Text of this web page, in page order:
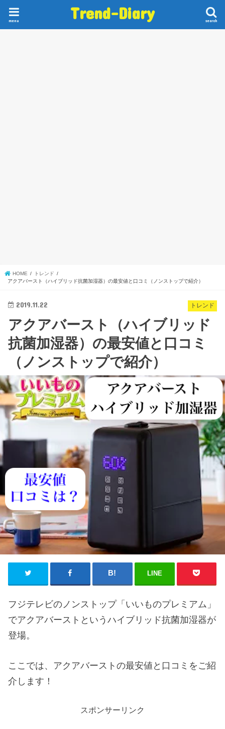
Trend-Diary search
menu
HOME
トレンド
アクアバースト（ハイブリッド抗菌加湿器）の最安値と口コミ（ノンストップで紹介）
トレンド
2019.11.22
アクアバースト（ハイブリッド
抗菌加湿器）の最安値と口コミ
（ノンストップで紹介）
LINE
フジテレビのノンストップ「いいものプレミアム」
でアクアバーストというハイブリッド抗菌加湿器が
登場。
ここでは、アクアバーストの最安値と口コミをご紹
介します！
スポンサーリンク